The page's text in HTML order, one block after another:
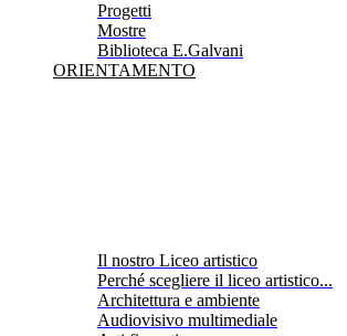
Progetti
Mostre
Biblioteca E.Galvani
ORIENTAMENTO
Il nostro Liceo artistico
Perché scegliere il liceo artistico...
Architettura e ambiente
Audiovisivo multimediale